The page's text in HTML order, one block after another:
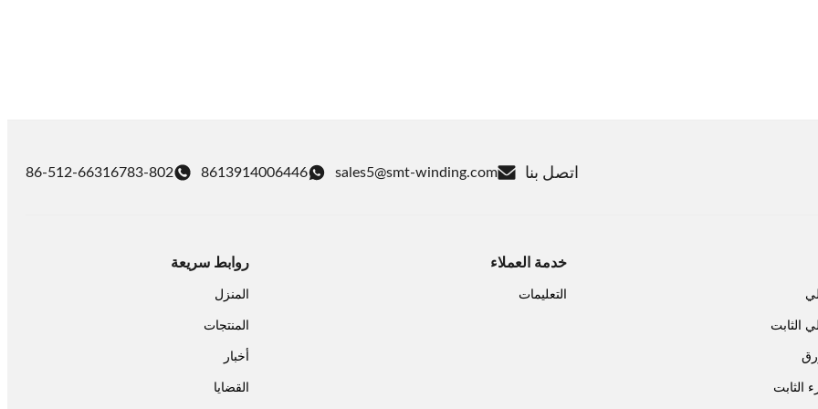
اتصل بنا sales5@smt-winding.com
8613914006446
86-512-66316783-802
الثابت
الثابت
خدمة العملاء
التعليمات
روابط سريعة
المنزل
المنتجات
أخبار
القضايا